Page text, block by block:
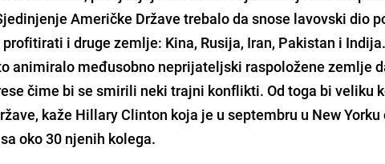
Američke Države trebalo da snose lavovski dio
profitirati i druge zemlje: Kina, Rusija, Iran, Pakistan i Indija.
animiralo međusobno neprijateljski raspoložene zemlje
čime bi se smirili neki trajni konflikti. Od toga bi veliku
kaže Hillary Clinton koja je u septembru u New Yorku
oko 30 njenih kolega.